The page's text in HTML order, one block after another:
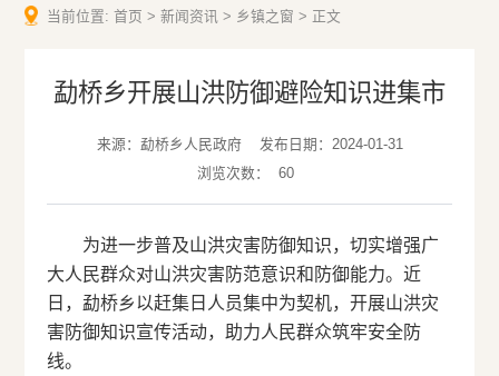
当前位置:首页 >新闻资讯 > 乡镇之窗 > 正文
勐桥乡开展山洪防御避险知识进集市
来源：勐桥乡人民政府
发布日期：2024-01-31
浏览次数：
60
为进一步普及山洪灾害防御知识，切实增强广
大人民群众对山洪灾害防范意识和防御能力。近
日，勐桥乡以赶集日人员集中为契机，开展山洪灾
害防御知识宣传活动，助力人民群众筑牢安全防
线。